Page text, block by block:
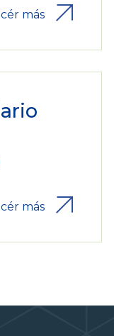
más
más